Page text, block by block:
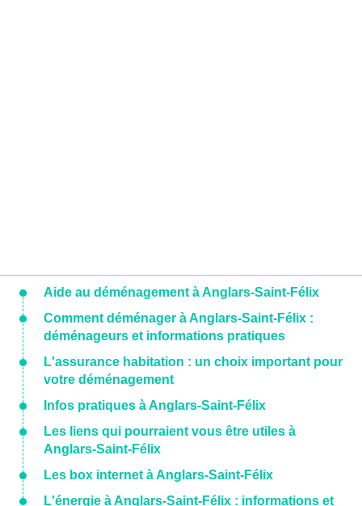
Aide au déménagement à Anglars-Saint-Félix
Comment déménager à Anglars-Saint-Félix :
déménageurs et informations pratiques
L'assurance habitation : un choix important pour
votre déménagement
Infos pratiques à Anglars-Saint-Félix
Les liens qui pourraient vous être utiles à
Anglars-Saint-Félix
Les box internet à Anglars-Saint-Félix
L'énergie à Anglars-Saint-Félix : informations et